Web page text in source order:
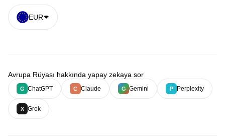
EUR
Avrupa Rüyası hakkında yapay zekaya sor
G ChatGPT C Claude G Gemini P Perplexity
X Grok